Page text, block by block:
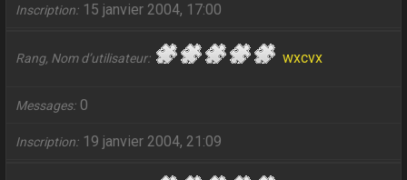
Inscription 15 janvier 2004, 17:00
Rang, Nom d’utilisateur wxcvx
Messages 0
Inscription 19 janvier 2004, 21:09